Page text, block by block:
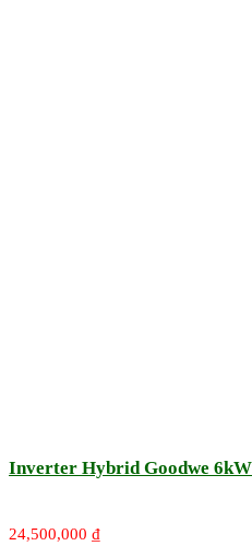
Inverter Hybrid Goodwe 6kW
24,500,000 ₫